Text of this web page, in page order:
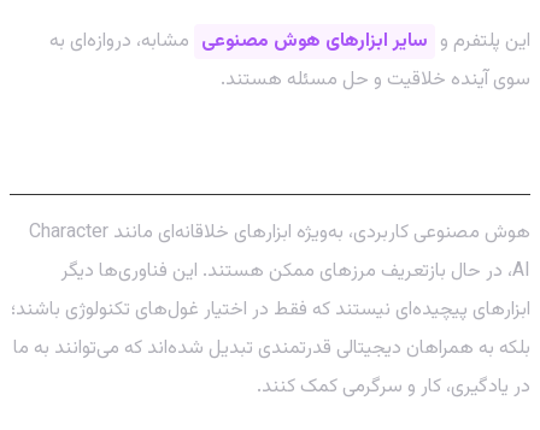
این پلتفرم و سایر ابزارهای هوش مصنوعی مشابه، دروازه‌ای به
سوی آینده خلاقیت و حل مسئله هستند.
هوش مصنوعی کاربردی، به‌ویژه ابزارهای خلاقانه‌ای مانند Character
AI، در حال بازتعریف مرزهای ممکن هستند. این فناوری‌ها دیگر
ابزارهای پیچیده‌ای نیستند که فقط در اختیار غول‌های تکنولوژی باشند؛
بلکه به همراهان دیجیتالی قدرتمندی تبدیل شده‌اند که می‌توانند به ما
در یادگیری، کار و سرگرمی کمک کنند.